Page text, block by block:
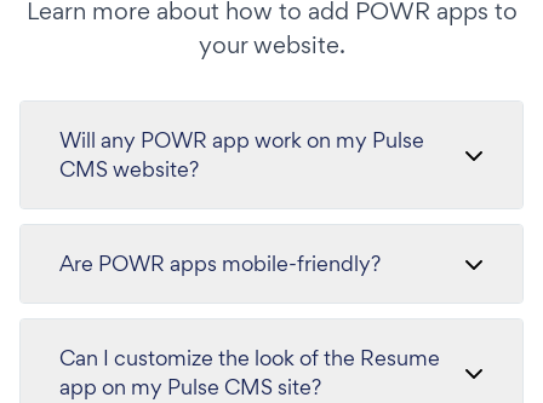
Learn more about how to add POWR apps to
your website.
Will any POWR app work on my Pulse
CMS website?
Are POWR apps mobile-friendly?
Can I customize the look of the Resume
app on my Pulse CMS site?